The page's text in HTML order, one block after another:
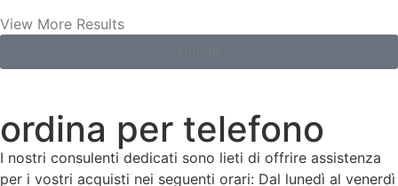
View More Results
ordina per telefono
I nostri consulenti dedicati sono lieti di offrire assistenza
per i vostri acquisti nei seguenti orari: Dal lunedì al venerdì